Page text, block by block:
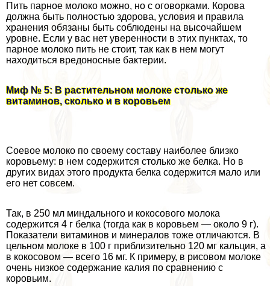
Пить парное молоко можно, но с оговорками. Корова
должна быть полностью здорова, условия и правила
хранения обязаны быть соблюдены на высочайшем
уровне. Если у вас нет уверенности в этих пунктах, то
парное молоко пить не стоит, так как в нем могут
находиться вредоносные бактерии.
Миф № 5: В растительном молоке столько же
витаминов, сколько и в коровьем
Соевое молоко по своему составу наиболее близко
коровьему: в нем содержится столько же белка. Но в
других видах этого продукта белка содержится мало или
его нет совсем.
Так, в 250 мл миндального и кокосового молока
содержится 4 г белка (тогда как в коровьем — около 9 г).
Показатели витаминов и минералов тоже отличаются. В
цельном молоке в 100 г приблизительно 120 мг кальция, а
в кокосовом — всего 16 мг. К примеру, в рисовом молоке
очень низкое содержание калия по сравнению с
коровьим.